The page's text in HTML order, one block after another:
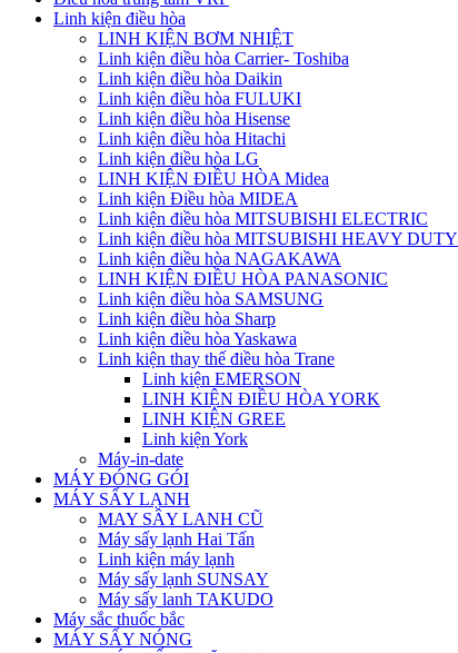
Linh kiện điều hòa
LINH KIỆN BƠM NHIỆT
Linh kiện điều hòa Carrier- Toshiba
Linh kiện điều hòa Daikin
Linh kiện điều hòa FULUKI
Linh kiện điều hòa Hisense
Linh kiện điều hòa Hitachi
Linh kiện điều hòa LG
LINH KIỆN ĐIỀU HÒA Midea
Linh kiện Điều hòa MIDEA
Linh kiện điều hòa MITSUBISHI ELECTRIC
Linh kiện điều hòa MITSUBISHI HEAVY DUTY
Linh kiện điều hòa NAGAKAWA
LINH KIỆN ĐIỀU HÒA PANASONIC
Linh kiện điều hòa SAMSUNG
Linh kiện điều hòa Sharp
Linh kiện điều hòa Yaskawa
Linh kiện thay thế điều hòa Trane
Linh kiện EMERSON
LINH KIỆN ĐIỀU HÒA YORK
LINH KIỆN GREE
Linh kiện York
Máy-in-date
MÁY ĐÓNG GÓI
MÁY SẤY LẠNH
MAY SÂY LANH CŨ
Máy sấy lạnh Hai Tấn
Linh kiện máy lạnh
Máy sấy lạnh SUNSAY
Máy sấy lanh TAKUDO
Máy sắc thuốc bắc
MÁY SẤY NÓNG